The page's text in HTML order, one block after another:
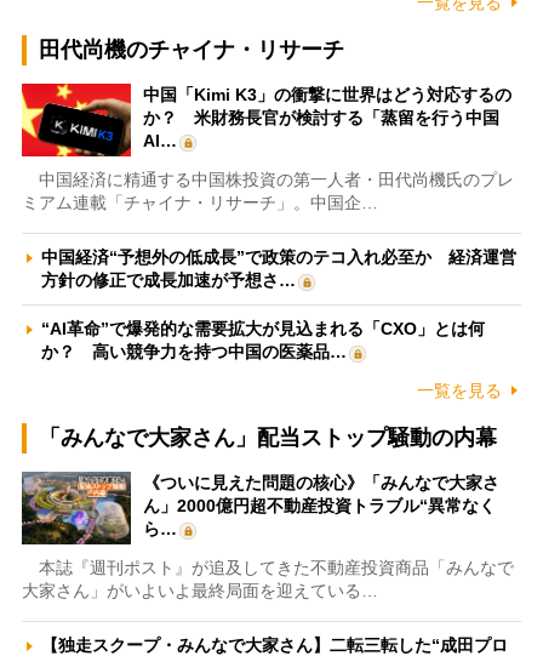
田代尚機のチャイナ・リサーチ
中国「Kimi K3」の衝撃に世界はどう対応するの
か？ 米財務長官が検討する「蒸留を行う中国
AI…
中国経済に精通する中国株投資の第一人者・田代尚機氏のプレ
ミアム連載「チャイナ・リサーチ」。中国企…
中国経済“予想外の低成長”で政策のテコ入れ必至か 経済運営
方針の修正で成長加速が予想さ…
“AI革命”で爆発的な需要拡大が見込まれる「CXO」とは何
か？ 高い競争力を持つ中国の医薬品…
一覧を見る
「みんなで大家さん」配当ストップ騒動の内幕
《ついに見えた問題の核心》「みんなで大家さ
ん」2000億円超不動産投資トラブル“異常なく
ら…
本誌『週刊ポスト』が追及してきた不動産投資商品「みんなで
大家さん」がいよいよ最終局面を迎えている…
【独走スクープ・みんなで大家さん】二転三転した“成田プロ